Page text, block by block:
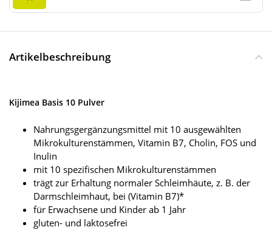
Artikelbeschreibung
Kijimea Basis 10 Pulver
Nahrungsgergänzungsmittel mit 10 ausgewählten
Mikrokulturenstämmen, Vitamin B7, Cholin, FOS und
Inulin
mit 10 spezifischen Mikrokulturenstämmen
trägt zur Erhaltung normaler Schleimhäute, z. B. der
Darmschleimhaut, bei (Vitamin B7)*
für Erwachsene und Kinder ab 1 Jahr
gluten- und laktosefrei